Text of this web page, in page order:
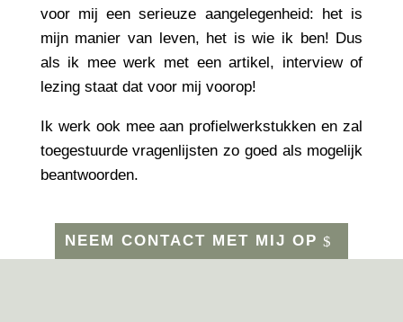
voor mij een serieuze aangelegenheid: het is
mijn manier van leven, het is wie ik ben! Dus
als ik mee werk met een artikel, interview of
lezing staat dat voor mij voorop!
Ik werk ook mee aan profielwerkstukken en zal
toegestuurde vragenlijsten zo goed als mogelijk
beantwoorden.
NEEM CONTACT MET MIJ OP